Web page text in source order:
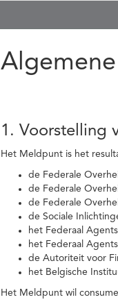
1. Voorstelling
Het Meldpunt is het
de Federale
de Federale
de Federale
de Sociale
het Federaal
het Federaal
de Autoriteit voor
het Belgische
Het Meldpunt wil